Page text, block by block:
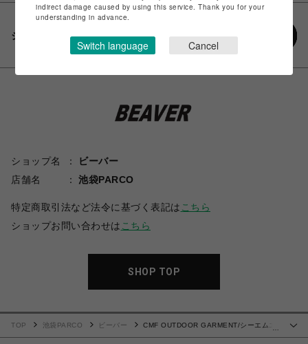
シェアする
ショップ名
ビーバー
店舗名
池袋PARCO
特定商取引法など法令に基づく表記は こちら
ショップお問い合わせは こちら
SHOP TOP
TOP 池袋PARCO ビーバー
CMF OUTDOOR GARMENT/シーエムエ
indirect damage caused by using this service. Thank you for your
understanding in advance.
Switch language Cancel